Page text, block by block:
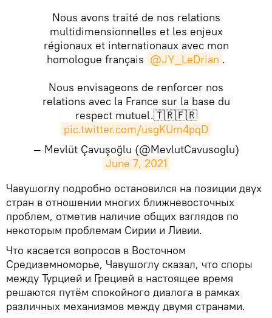
Nous avons traité de nos relations
multidimensionnelles et les enjeux
régionaux et internationaux avec mon
homologue français @JY_LeDrian .
Nous envisageons de renforcer nos
relations avec la France sur la base du
respect mutuel.🇹🇷🇫🇷
pic.twitter.com/usgKUm4pqD
— Mevlüt Çavuşoğlu (@MevlutCavusoglu)
June 7, 2021
Чавушоглу подробно остановился на позиции двух
стран в отношении многих ближневосточных
проблем, отметив наличие общих взглядов по
некоторым проблемам Сирии и Ливии.
Что касается вопросов в Восточном
Средиземноморье, Чавушоглу сказал, что споры
между Турцией и Грецией в настоящее время
решаются путём спокойного диалога в рамках
различных механизмов между двумя странами.